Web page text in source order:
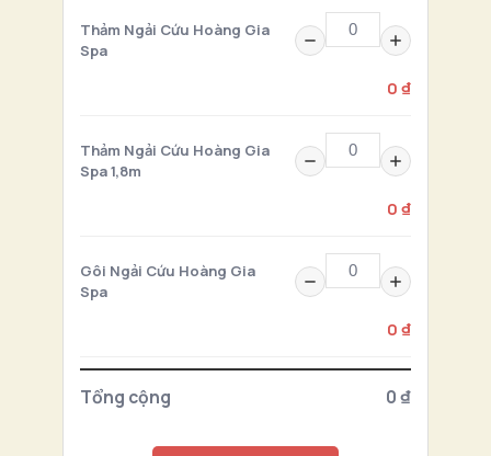
Thảm Ngải Cứu Hoàng Gia
Spa
0 ₫
Thảm Ngải Cứu Hoàng Gia
Spa 1,8m
0 ₫
Gôi Ngải Cứu Hoàng Gia
Spa
0 ₫
Tổng cộng 0 ₫